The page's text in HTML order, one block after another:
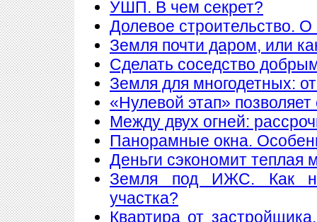
УШП. В чем секрет?
Долевое строительство.
Земля почти даром, или
Сделать соседство
Земля для многодетных:
«Нулевой этап»
Между двух огней:
Панорамные окна.
Деньги сэкономит теплая
Земля под ИЖС. Как
участка?
Квартира от